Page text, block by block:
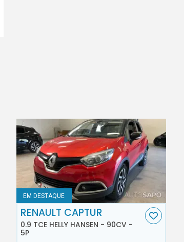
EM DESTAQUE
RENAULT CAPTUR
0.9 TCE HELLY HANSEN - 90CV -
5P